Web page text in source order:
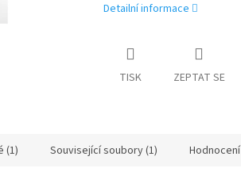
Detailní informace
TISK ZEPTAT SE
(1) Související soubory (1) Hodnocení